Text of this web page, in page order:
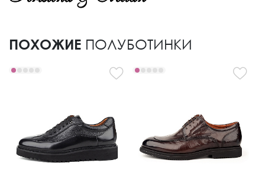
ПОХОЖИЕ ПОЛУБОТИНКИ